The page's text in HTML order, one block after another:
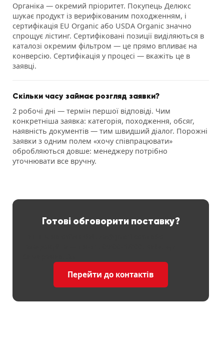
Органіка — окремий пріоритет. Покупець Делюкс
шукає продукт із верифікованим походженням, і
сертифікація EU Organic або USDA Organic значно
спрощує лістинг. Сертифіковані позиції виділяються в
каталозі окремим фільтром — це прямо впливає на
конверсію. Сертифікація у процесі — вкажіть це в
заявці.
Скільки часу займає розгляд заявки?
2 робочі дні — термін першої відповіді. Чим
конкретніша заявка: категорія, походження, обсяг,
наявність документів — тим швидший діалог. Порожні
заявки з одним полем «хочу співпрацювати»
обробляються довше: менеджеру потрібно
уточнювати все вручну.
Готові обговорити поставку?
Перейти до контактів